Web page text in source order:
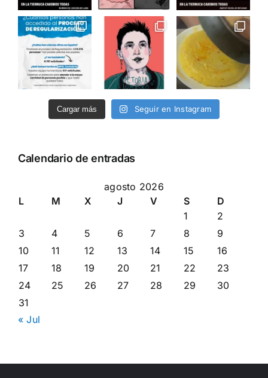
Cargar más Seguir en Instagram
Calendario de entradas
agosto 2026
L
M X J V S
D
1
2
3
4 5 6 7 8
9
10
11 12 13 14 15
16
17
18 19 20 21 22
23
24
25 26 27 28 29
30
31
« Jul